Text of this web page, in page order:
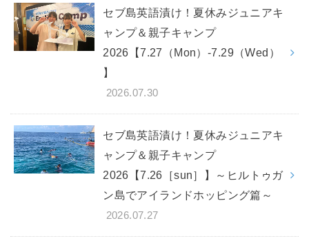
セブ島英語漬け！夏休みジュニアキ
ャンプ＆親子キャンプ
2026【7.27（Mon）-7.29（Wed）
】
2026.07.30
セブ島英語漬け！夏休みジュニアキ
ャンプ＆親子キャンプ
2026【7.26［sun］】～ヒルトゥガ
ン島でアイランドホッピング篇～
2026.07.27